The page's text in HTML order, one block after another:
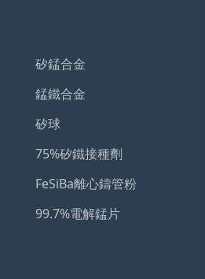
矽錳合金
錳鐵合金
矽球
75%矽鐵接種劑
FeSiBa離心鑄管粉
99.7%電解錳片